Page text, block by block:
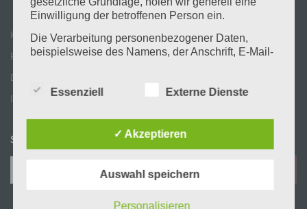
Kontakt
Partner & Links
Datenschutz
Impressum
SUCHE
Einwilligung der betroffenen Person ein.
Die Verarbeitung personenbezogener Daten,
beispielsweise des Namens, der Anschrift, E-Mail-
Datenschutz-Grundverordnung und in
landesspezifischen Datenschutzbestimmungen.
Mittels dieser Datenschutzerklärung möchte unser
Unternehmen die Öffentlichkeit über Art, Umfang
verarbeiteten personenbezogenen Daten
mittels dieser Datenschutzerklärung über die ihnen
Essenziell Externe Dienste
✓ Akzeptieren
Auswahl speichern
Personalisieren